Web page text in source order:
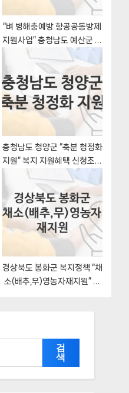
“벼 병해충예방 항공공동방제
지원사업” 충청남도 예산군 복
지지원혜택 자격조건과 구비
서류
충청남도 청양군 “축분 청정화
지원” 복지 지원혜택 신청조건
과 자격조건
경상북도 봉화군 복지정책 “채
소(배추,무)영농자재지원” 유
검
색